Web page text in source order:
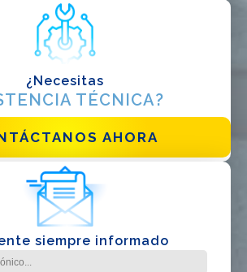
¿Necesitas
TÉCNICA?
AHORA
siempre informado